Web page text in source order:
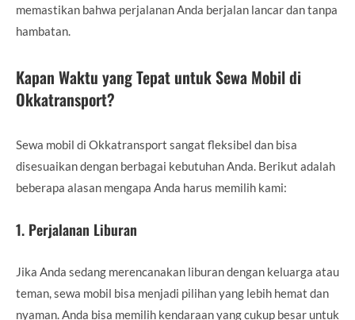
memastikan bahwa perjalanan Anda berjalan lancar dan tanpa
hambatan.
Kapan Waktu yang Tepat untuk Sewa Mobil di
Okkatransport?
Sewa mobil di Okkatransport sangat fleksibel dan bisa
disesuaikan dengan berbagai kebutuhan Anda. Berikut adalah
beberapa alasan mengapa Anda harus memilih kami:
1. Perjalanan Liburan
Jika Anda sedang merencanakan liburan dengan keluarga atau
teman, sewa mobil bisa menjadi pilihan yang lebih hemat dan
nyaman. Anda bisa memilih kendaraan yang cukup besar untuk